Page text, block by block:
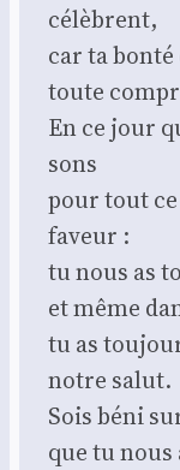
célèbrent,
car ta
toute
En ce jour
sons
pour tout
faveur :
tu nous as
et même
tu as
notre salut.
Sois béni
que tu nous